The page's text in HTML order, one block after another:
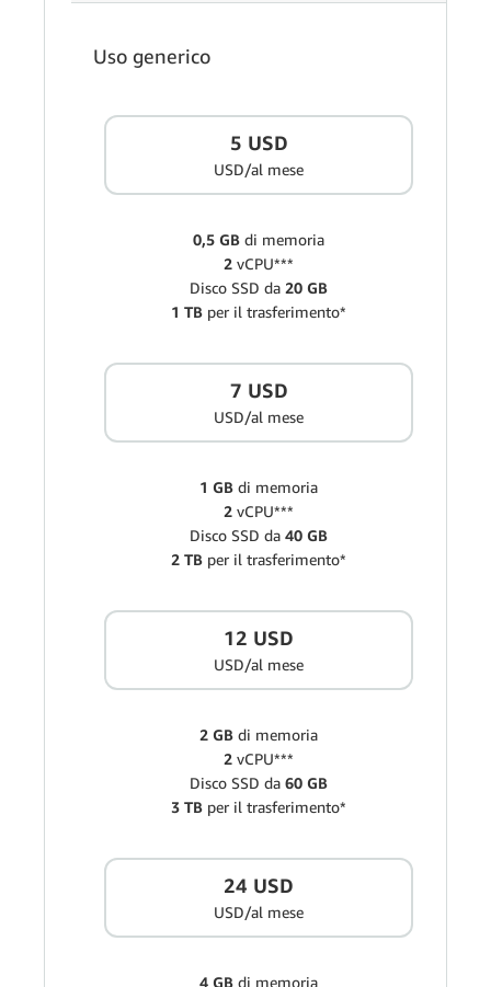
Uso generico
5 USD
USD/al mese
0,5 GB di memoria
2 vCPU***
Disco SSD da 20 GB
1 TB per il trasferimento*
7 USD
USD/al mese
1 GB di memoria
2 vCPU***
Disco SSD da 40 GB
2 TB per il trasferimento*
12 USD
USD/al mese
2 GB di memoria
2 vCPU***
Disco SSD da 60 GB
3 TB per il trasferimento*
24 USD
USD/al mese
4 GB di memoria